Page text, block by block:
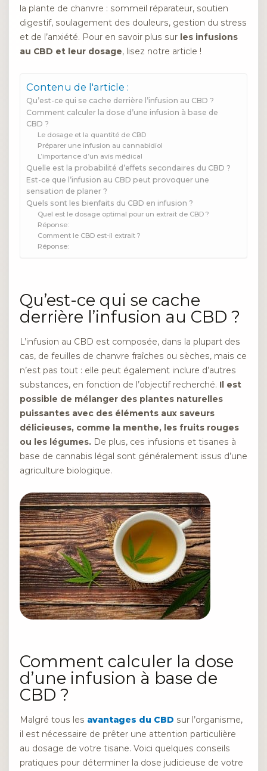
la plante de chanvre : sommeil réparateur, soutien
digestif, soulagement des douleurs, gestion du stress
et de l’anxiété. Pour en savoir plus sur les infusions
au CBD et leur dosage, lisez notre article !
Contenu de l'article :
Qu’est-ce qui se cache derrière l’infusion au CBD ?
Comment calculer la dose d’une infusion à base de
CBD ?
Le dosage et la quantité de CBD
Préparer une infusion au cannabidiol
L’importance d’un avis médical
Quelle est la probabilité d’effets secondaires du CBD ?
Est-ce que l’infusion au CBD peut provoquer une
sensation de planer ?
Quels sont les bienfaits du CBD en infusion ?
Quel est le dosage optimal pour un extrait de CBD ?
Réponse:
Comment le CBD est-il extrait ?
Réponse:
Qu’est-ce qui se cache
derrière l’infusion au CBD ?
L’infusion au CBD est composée, dans la plupart des
cas, de feuilles de chanvre fraîches ou sèches, mais ce
n’est pas tout : elle peut également inclure d’autres
substances, en fonction de l’objectif recherché. Il est
possible de mélanger des plantes naturelles
puissantes avec des éléments aux saveurs
délicieuses, comme la menthe, les fruits rouges
ou les légumes. De plus, ces infusions et tisanes à
base de cannabis légal sont généralement issus d’une
agriculture biologique.
Comment calculer la dose
d’une infusion à base de
CBD ?
Malgré tous les avantages du CBD sur l’organisme,
il est nécessaire de prêter une attention particulière
au dosage de votre tisane. Voici quelques conseils
pratiques pour déterminer la dose judicieuse de votre